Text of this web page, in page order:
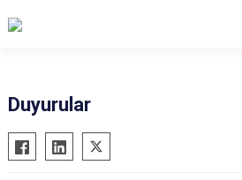
Adalar
Avcılar
Duyurular